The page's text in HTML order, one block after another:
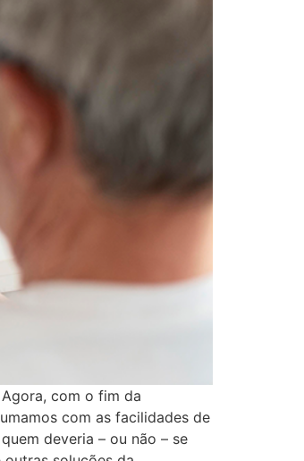
com o fim da
com as facilidades de
deveria – ou não – se